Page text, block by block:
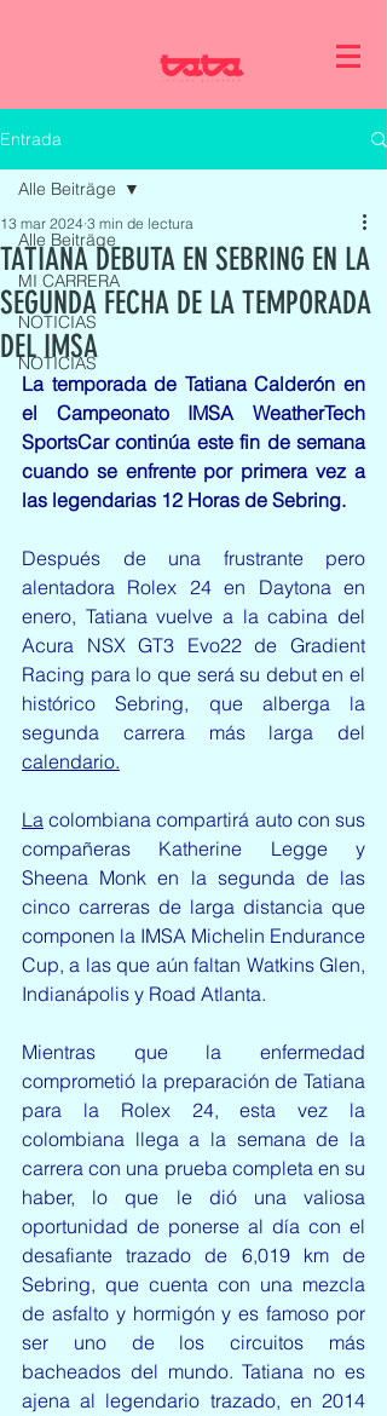
Entrada
Alle Beiträge
MI CARRERA
NOTICIAS
NOTICIAS
Alle Beiträge
TATIANA DEBUTA EN SEBRING EN LA
SEGUNDA FECHA DE LA TEMPORADA
DEL IMSA
13 mar 2024 3 min de lectura
La temporada de Tatiana Calderón en
el Campeonato IMSA WeatherTech
SportsCar continúa este fin de semana
cuando se enfrente por primera vez a
las legendarias 12 Horas de Sebring.
Después de una frustrante pero
alentadora Rolex 24 en Daytona en
enero, Tatiana vuelve a la cabina del
Acura NSX GT3 Evo22 de Gradient
Racing para lo que será su debut en el
histórico Sebring, que alberga la
calendario.
La colombiana compartirá auto con sus
compañeras Katherine Legge y
Sheena Monk en la segunda de las
cinco carreras de larga distancia que
componen la IMSA Michelin Endurance
Cup, a las que aún faltan Watkins Glen,
Indianápolis y Road Atlanta.
Mientras que la enfermedad
comprometió la preparación de Tatiana
para la Rolex 24, esta vez la
colombiana llega a la semana de la
carrera con una prueba completa en su
haber, lo que le dió una valiosa
oportunidad de ponerse al día con el
desafiante trazado de 6,019 km de
Sebring, que cuenta con una mezcla
de asfalto y hormigón y es famoso por
ser uno de los circuitos más
bacheados del mundo. Tatiana no es
ajena al legendario trazado, en 2014